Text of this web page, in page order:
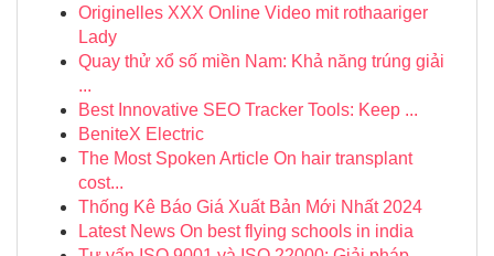
Originelles XXX Online Video mit rothaariger
Lady
Quay thử xổ số miền Nam: Khả năng trúng giải
...
Best Innovative SEO Tracker Tools: Keep ...
BeniteX Electric
The Most Spoken Article On hair transplant
cost...
Thống Kê Báo Giá Xuất Bản Mới Nhất 2024
Latest News On best flying schools in india